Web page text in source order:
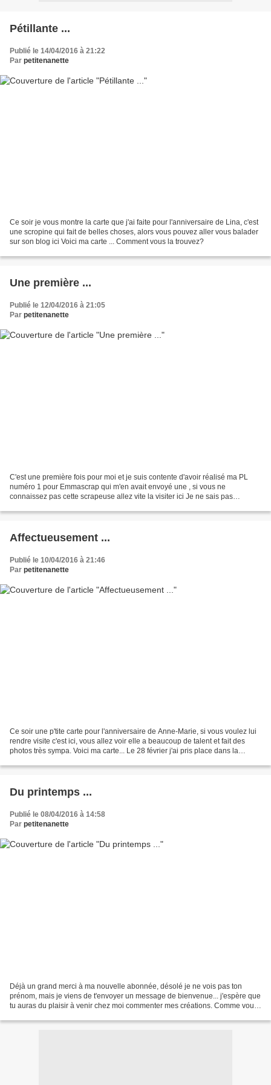
Pétillante ...
Publié le 14/04/2016 à 21:22
Par petitenanette
Ce soir je vous montre la carte que j'ai faite pour l'anniversaire de Lina, c'est
une scropine qui fait de belles choses, alors vous pouvez aller vous balader
sur son blog ici Voici ma carte ... Comment vous la trouvez?
Une première ...
Publié le 12/04/2016 à 21:05
Par petitenanette
C'est une première fois pour moi et je suis contente d'avoir réalisé ma PL
numéro 1 pour Emmascrap qui m'en avait envoyé une , si vous ne
connaissez pas cette scrapeuse allez vite la visiter ici Je ne sais pas
Affectueusement ...
Publié le 10/04/2016 à 21:46
Par petitenanette
Ce soir une p'tite carte pour l'anniversaire de Anne-Marie, si vous voulez lui
rendre visite c'est ici, vous allez voir elle a beaucoup de talent et fait des
photos très sympa. Voici ma carte... Le 28 février j'ai pris place dans la
Du printemps ...
Publié le 08/04/2016 à 14:58
Par petitenanette
Déjà un grand merci à ma nouvelle abonnée, désolé je ne vois pas ton
prénom, mais je viens de t'envoyer un message de bienvenue... j'espère que
tu auras du plaisir à venir chez moi commenter mes créations. Comme vous